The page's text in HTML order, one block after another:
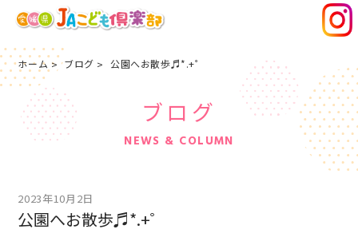
ホーム ブログ 公園へお散歩♬*.+゜
ブログ
NEWS & COLUMN
2023年10月2日
公園へお散歩♬*.+゜